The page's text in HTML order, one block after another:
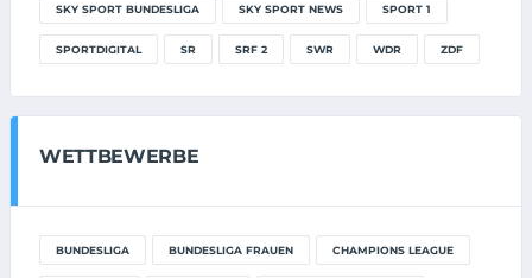
SKY SPORT BUNDESLIGA SKY SPORT NEWS SPORT 1
SPORTDIGITAL SR SRF 2 SWR WDR ZDF
WETTBEWERBE
BUNDESLIGA BUNDESLIGA FRAUEN CHAMPIONS LEAGUE